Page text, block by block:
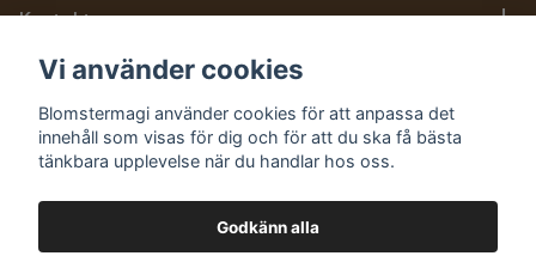
Kontakt
Sociala medier
Vi använder cookies
Blomstermagi använder cookies för att anpassa det
innehåll som visas för dig och för att du ska få bästa
tänkbara upplevelse när du handlar hos oss.
Godkänn alla